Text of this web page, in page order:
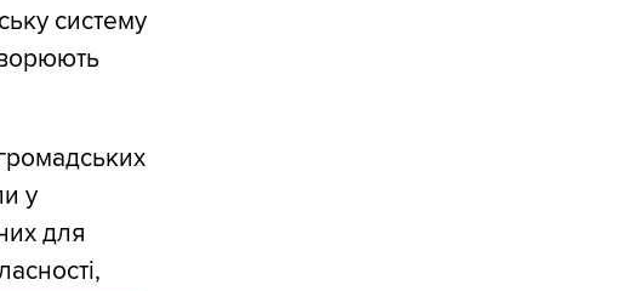
систему
у
для